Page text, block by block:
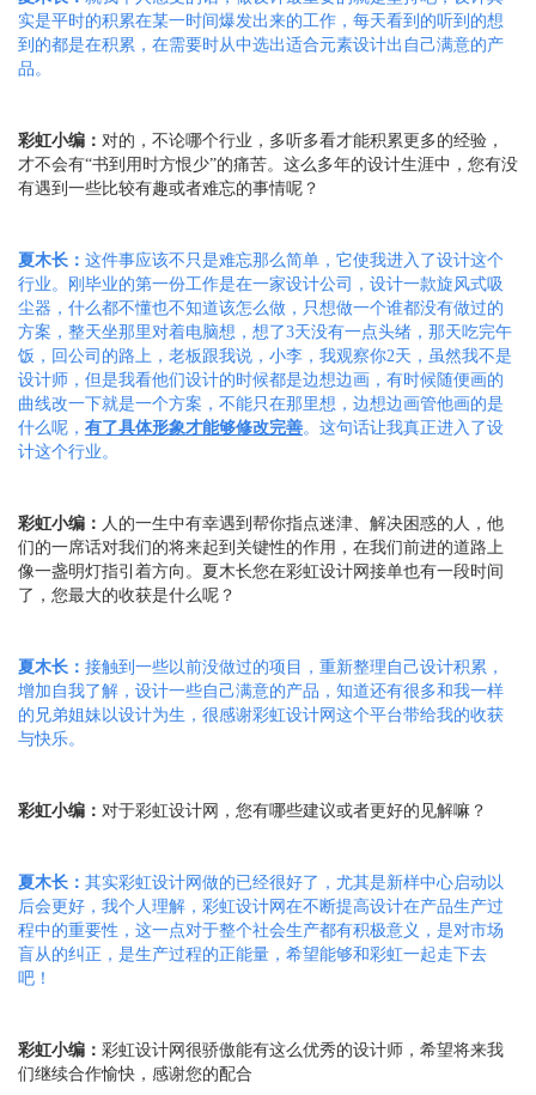
实是平时的积累在某一时间爆发出来的工作，每天看到的听到的想
到的都是在积累，在需要时从中选出适合元素设计出自己满意的产
品。
彩虹小编： 对的，不论哪个行业，多听多看才能积累更多的经验，
才不会有“书到用时方恨少”的痛苦。这么多年的设计生涯中，您有没
有遇到一些比较有趣或者难忘的事情呢？
夏木长： 这件事应该不只是难忘那么简单， 它使我进入了设计这个
行业 。刚毕业的第一份工作是在一家设计公司，设计一款旋风式吸
尘器，什么都不懂也不知道该怎么做，只想做一个谁都没有做过的
方案，整天坐那里对着电脑想，想了3天没有一点头绪，那天吃完午
饭，回公司的路上，老板跟我说，小李，我观察你2天，虽然我不是
设计师，但是我看他们设计的时候都是边想边画，有时候随便画的
曲线改一下就是一个方案，不能只在那里想，边想边画管他画的是
什么呢， 有了具体形象才能够修改完善。这句话让我真正进入了设
计这个行业。
彩虹小编： 人的一生中有幸遇到帮你指点迷津、解决困惑的人，他
们的一席话对我们的将来起到关键性的作用，在我们前进的道路上
像一盏明灯指引着方向。夏木长您在彩虹设计网接单也有一段时间
了，您最大的收获是什么呢？
夏木长： 接触到一些以前没做过的项目，重新整理自己设计积累，
增加自我了解，设计一些自己满意的产品，知道还有很多和我一样
的兄弟姐妹以设计为生，很感谢彩虹设计网这个平台带给我的收获
与快乐。
彩虹小编： 对于彩虹设计网，您有哪些建议或者更好的见解嘛？
夏木长 ： 其实彩虹设计网做的已经很好了，尤其是新样中心启动以
后会更好，我个人理解，彩虹设计网在不断提高设计在产品生产过
程中的重要性，这一点对于整个社会生产都有积极意义，是对市场
盲从的纠正，是生产过程的正能量，希望能够和彩虹一起走下去
吧！
彩虹小编： 彩虹设计网很骄傲能有这么优秀的设计师，希望将来我
们继续合作愉快，感谢您的配合